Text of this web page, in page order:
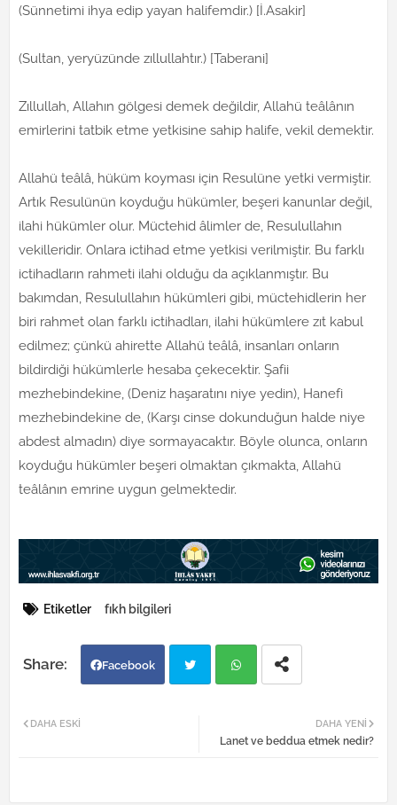
(Sünnetimi ihya edip yayan halifemdir.) [İ.Asakir]
(Sultan, yeryüzünde zıllullahtır.) [Taberani]
Zıllullah, Allahın gölgesi demek değildir, Allahü teâlânın
emirlerini tatbik etme yetkisine sahip halife, vekil demektir.
Allahü teâlâ, hüküm koyması için Resulüne yetki vermiştir.
Artık Resulünün koyduğu hükümler, beşeri kanunlar değil,
ilahi hükümler olur. Müctehid âlimler de, Resulullahın
vekilleridir. Onlara ictihad etme yetkisi verilmiştir. Bu farklı
ictihadların rahmeti ilahi olduğu da açıklanmıştır. Bu
bakımdan, Resulullahın hükümleri gibi, müctehidlerin her
biri rahmet olan farklı ictihadları, ilahi hükümlere zıt kabul
edilmez; çünkü ahirette Allahü teâlâ, insanları onların
bildirdiği hükümlerle hesaba çekecektir. Şafii
mezhebindekine, (Deniz haşaratını niye yedin), Hanefi
mezhebindekine de, (Karşı cinse dokunduğun halde niye
abdest almadın) diye sormayacaktır. Böyle olunca, onların
koyduğu hükümler beşeri olmaktan çıkmakta, Allahü
teâlânın emrine uygun gelmektedir.
Etiketler fıkh bilgileri
Facebook
atsa
DAHA YENI
Lanet ve beddua etmek nedir?
DAHA ESKI